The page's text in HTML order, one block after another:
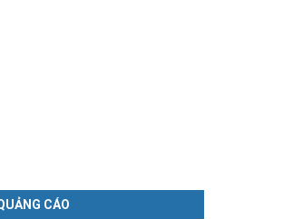
CÁO